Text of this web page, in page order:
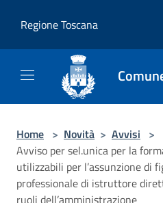
Regione Toscana
Home > Novità > Avvisi >
Avviso per sel.unica per la
utilizzabili per l’assunzione di
professionale di istruttore
ruoli dell’amministrazione